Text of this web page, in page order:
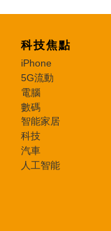
科技焦點
iPhone
5G流動
電腦
數碼
智能家居
科技
汽車
人工智能